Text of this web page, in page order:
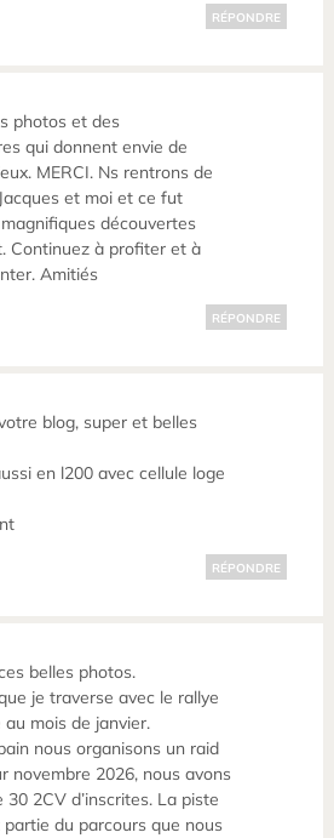
RÉPONDRE
photos et des
qui donnent envie de
MERCI. Ns rentrons de
et moi et ce fut
découvertes
Continuez à profiter et à
Amitiés
RÉPONDRE
blog, super et belles
en l200 avec cellule loge
RÉPONDRE
belles photos.
je traverse avec le rallye
mois de janvier.
nous organisons un raid
novembre 2026, nous avons
30 2CV d’inscrites. La piste
du parcours que nous